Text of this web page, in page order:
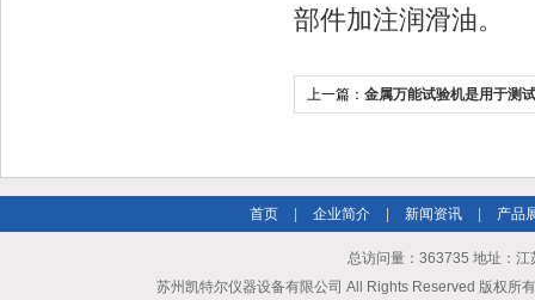
部件加注润滑油。
上一篇： 金属万能试验机是用于测
首页 企业简介 新闻资讯 产品
总访问量：363735 地址：
苏州凯特尔仪器设备有限公司 All Rights Reserved 版权所